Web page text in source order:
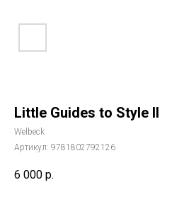
Little Guides to Style II
Welbeck
Артикул: 9781802792126
6 000 р.